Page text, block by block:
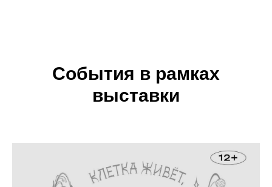
События в рамках
выставки